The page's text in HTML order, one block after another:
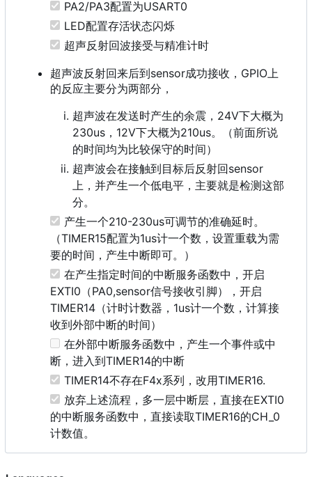
PA2/PA3配置为USART0
LED配置存活状态闪烁
超声反射回波接受与精准计时
超声波反射回来后到sensor成功接收，GPIO上
的反应主要分为两部分，
超声波在发送时产生的余震，24V下大概为
230us，12V下大概为210us。（前面所说
的时间均为比较保守的时间）
超声波会在接触到目标后反射回sensor
上，并产生一个低电平，主要就是检测这部
分。
产生一个210-230us可调节的准确延时。
（TIMER15配置为1us计一个数，设置重载为需
要的时间，产生中断即可。）
在产生指定时间的中断服务函数中，开启
EXTI0（PA0,sensor信号接收引脚），开启
TIMER14（计时计数器，1us计一个数，计算接
收到外部中断的时间）
在外部中断服务函数中，产生一个事件或中
断，进入到TIMER14的中断
TIMER14不存在F4x系列，改用TIMER16.
放弃上述流程，多一层中断层，直接在EXTI0
的中断服务函数中，直接读取TIMER16的CH_0
计数值。